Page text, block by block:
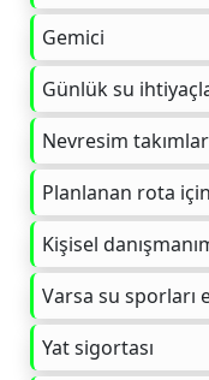
Gemici
Günlük su
Nevresim
Planlanan rota
Kişisel
Varsa su sporları
Yat sigortası